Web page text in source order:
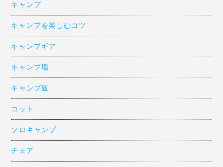
キャンプ
キャンプを楽しむコツ
キャンプギア
キャンプ場
キャンプ飯
コット
ソロキャンプ
チェア